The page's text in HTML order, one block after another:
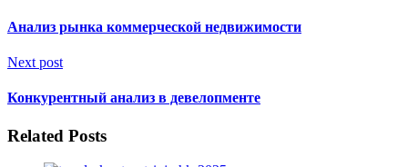
Анализ рынка коммерческой недвижимости
Next post
Конкурентный анализ в девелопменте
Related Posts